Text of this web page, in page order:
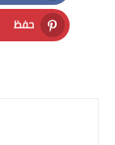
Facebook
حفظ
Pinterest